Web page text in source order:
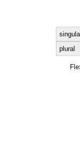
plural